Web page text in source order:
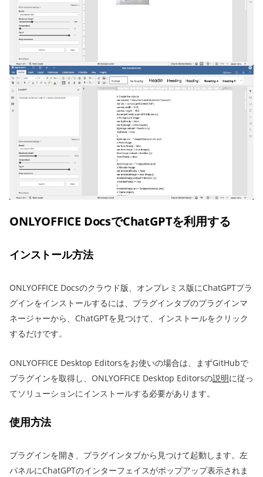
ONLYOFFICE DocsでChatGPTを利用する
インストール方法
ONLYOFFICE Docsのクラウド版、オンプレミス版にChatGPTプラ
グインをインストールするには、プラグインタブのプラグインマ
ネージャーから、ChatGPTを見つけて、インストールをクリック
するだけです。
ONLYOFFICE Desktop Editorsをお使いの場合は、まずGitHubで
プラグインを取得し、ONLYOFFICE Desktop Editorsの説明に従っ
てソリューションにインストールする必要があります。
使用方法
プラグインを開き、プラグインタブから見つけて起動します。左
パネルにChatGPTのインターフェイスがポップアップ表示されま